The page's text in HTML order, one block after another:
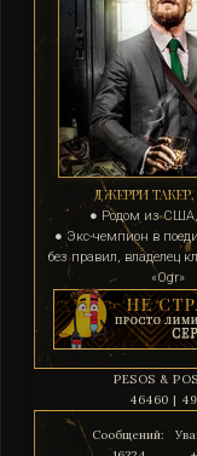
ДЖЕРРИ ТАКЕР,
● Родом из
● Экс-чемпион в
без правил, владелец
«Ogr»
PESOS &
46460 |
Сообщений: